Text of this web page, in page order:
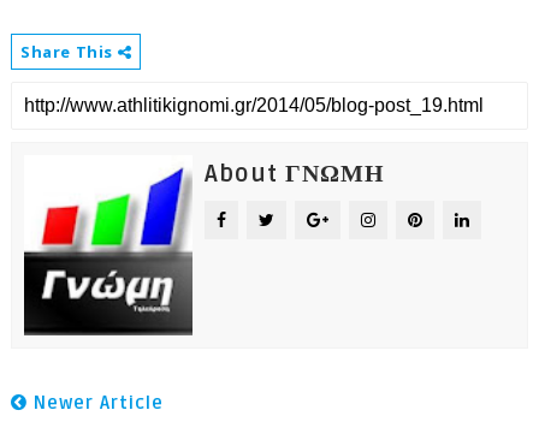
Share This
About ΓΝΩΜΗ
Newer Article